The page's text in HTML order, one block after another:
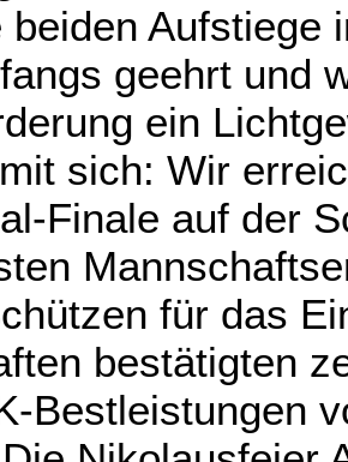
Aufstiege
geehrt und
ein
sich: Wir
Finale auf der
für das
bestätigten
Bestleistungen